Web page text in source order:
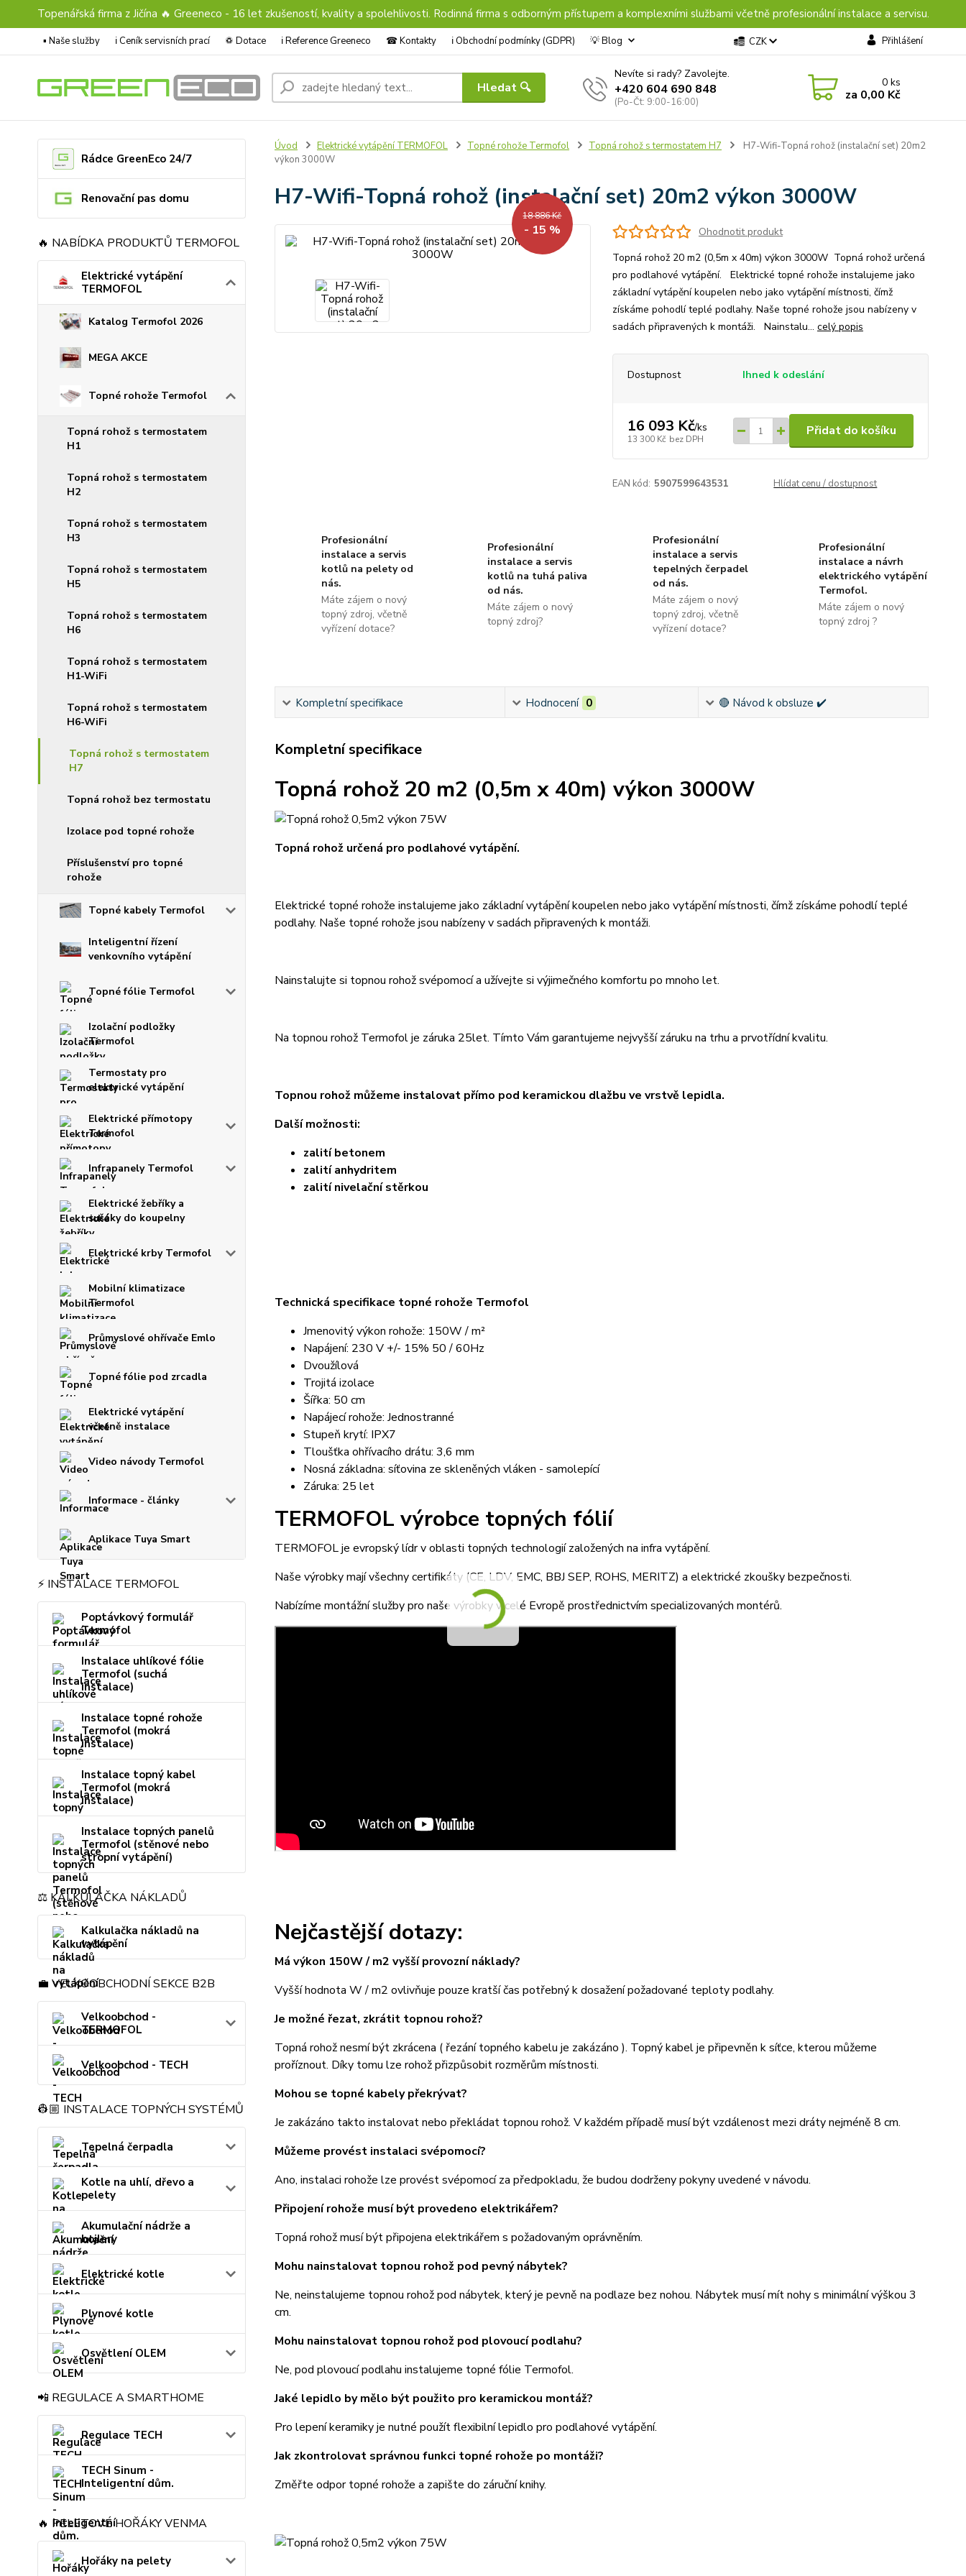
Topenářská firma z Jičína 🔥 Greeneco - 16 let zkušeností, kvality a spolehlivosti. Rodinná firma s odborným přístupem a komplexními službami včetně profesionální instalace a servisu.
▪️ Naše služby ℹ︎ Ceník servisních prací ♽ Dotace ℹ︎ Reference Greeneco ☎︎ Kontakty ℹ︎ Obchodní podmínky (GDPR) 💡 Blog CZK Přihlášení
Hledat 🔍
Nevíte si rady? Zavolejte.
+420 604 690 848
(Po-Čt: 9:00-16:00)
0ks
za 0,00 Kč
Rádce GreenEco 24/7
Renovační pas domu
🔥 NABÍDKA PRODUKTŮ TERMOFOL
Elektrické vytápění
TERMOFOL
Katalog Termofol 2026
MEGA AKCE
Topné rohože Termofol
Topná rohož s termostatem
H1
Topná rohož s termostatem
H2
Topná rohož s termostatem
H3
Topná rohož s termostatem
H5
Topná rohož s termostatem
H6
Topná rohož s termostatem
H1-WiFi
Topná rohož s termostatem
H6-WiFi
Topná rohož s termostatem
H7
Topná rohož bez termostatu
Izolace pod topné rohože
Příslušenství pro topné
rohože
Topné kabely Termofol
Inteligentní řízení
venkovního vytápění
Topné fólie Termofol
Izolační podložky
Termofol
Termostaty pro
elektrické vytápění
Elektrické přímotopy
Termofol
Infrapanely Termofol
Elektrické žebříky a
sušáky do koupelny
Elektrické krby Termofol
Mobilní klimatizace
Termofol
Průmyslové ohřívače Emlo
Topné fólie pod zrcadla
Elektrické vytápění
včetně instalace
Video návody Termofol
Informace - články
Aplikace Tuya Smart
⚡ INSTALACE TERMOFOL
Poptávkový formulář
Termofol
Instalace uhlíkové fólie
Termofol (suchá
instalace)
Instalace topné rohože
Termofol (mokrá
instalace)
Instalace topný kabel
Termofol (mokrá
instalace)
Instalace topných panelů
Termofol (stěnové nebo
stropní vytápění)
⚖️ KALKULAČKA NÁKLADŮ
Kalkulačka nákladů na
vytápění
💼 VELKOOBCHODNÍ SEKCE B2B
Velkoobchod -
TERMOFOL
Velkoobchod - TECH
👷🏼 INSTALACE TOPNÝCH SYSTÉMŮ
Tepelná čerpadla
Kotle na uhlí, dřevo a
pelety
Akumulační nádrže a
bojlery
Elektrické kotle
Plynové kotle
Osvětlení OLEM
📲 REGULACE A SMARTHOME
Regulace TECH
TECH Sinum -
Inteligentní dům.
🔥 PELETOVÉ HOŘÁKY VENMA
Hořáky na pelety
Úvod Elektrické vytápění TERMOFOL Topné rohože Termofol Topná rohož s termostatem H7
H7-Wifi-Topná rohož (instalační set) 20m2
výkon 3000W
H7-Wifi-Topná rohož (instalační set) 20m2 výkon 3000W
18 886 Kč
- 15 %
Ohodnotit produkt
Topná rohož 20 m2 (0,5m x 40m) výkon 3000W Topná rohož určená
pro podlahové vytápění. Elektrické topné rohože instalujeme jako
základní vytápění koupelen nebo jako vytápění místnosti, čímž
získáme pohodlí teplé podlahy. Naše topné rohože jsou nabízeny v
sadách připravených k montáži. Nainstalu... celý popis
Dostupnost Ihned k odeslání
16 093 Kč/ks
13 300 Kč bez DPH
Přidat do košíku
EAN kód: 5907599643531 Hlídat cenu / dostupnost
Profesionální
instalace a servis
kotlů na pelety od
nás.
Máte zájem o nový
topný zdroj, včetně
vyřízení dotace?
Profesionální
instalace a servis
kotlů na tuhá paliva
od nás.
Máte zájem o nový
topný zdroj?
Profesionální
instalace a servis
tepelných čerpadel
od nás.
Máte zájem o nový
topný zdroj, včetně
vyřízení dotace?
Profesionální
instalace a návrh
elektrického vytápění
Termofol.
Máte zájem o nový
topný zdroj ?
Kompletní specifikace Hodnocení 0 🔴 Návod k obsluze ✔️
Kompletní specifikace
Topná rohož 20 m2 (0,5m x 40m) výkon 3000W
Topná rohož určená pro podlahové vytápění.
Elektrické topné rohože instalujeme jako základní vytápění koupelen nebo jako vytápění místnosti, čímž získáme pohodlí teplé
podlahy. Naše topné rohože jsou nabízeny v sadách připravených k montáži.
Nainstalujte si topnou rohož svépomocí a užívejte si výjimečného komfortu po mnoho let.
Na topnou rohož Termofol je záruka 25let. Tímto Vám garantujeme nejvyšší záruku na trhu a prvotřídní kvalitu.
Topnou rohož můžeme instalovat přímo pod keramickou dlažbu ve vrstvě lepidla.
Další možnosti:
zalití betonem
zalití anhydritem
zalití nivelační stěrkou
Technická specifikace topné rohože Termofol
Jmenovitý výkon rohože: 150W / m²
Napájení: 230 V +/- 15% 50 / 60Hz
Dvoužílová
Trojitá izolace
Šířka: 50 cm
Napájecí rohože: Jednostranné
Stupeň krytí: IPX7
Tloušťka ohřívacího drátu: 3,6 mm
Nosná základna: síťovina ze skleněných vláken - samolepící
Záruka: 25 let
TERMOFOL výrobce topných fólií
TERMOFOL je evropský lídr v oblasti topných technologií založených na infra vytápění.
Naše výrobky mají všechny certifikáty (CE, LDV, EMC, BBJ SEP, ROHS, MERITZ) a elektrické zkoušky bezpečnosti.
Nabízíme montážní služby pro naše výrobky v celé Evropě prostřednictvím specializovaných montérů.
Nejčastější dotazy:
Má výkon 150W / m2 vyšší provozní náklady?
Vyšší hodnota W / m2 ovlivňuje pouze kratší čas potřebný k dosažení požadované teploty podlahy.
Je možné řezat, zkrátit topnou rohož?
Topná rohož nesmí být zkrácena ( řezání topného kabelu je zakázáno ). Topný kabel je připevněn k síťce, kterou můžeme
proříznout. Díky tomu lze rohož přizpůsobit rozměrům místnosti.
Mohou se topné kabely překrývat?
Je zakázáno takto instalovat nebo překládat topnou rohož. V každém případě musí být vzdálenost mezi dráty nejméně 8 cm.
Můžeme provést instalaci svépomocí?
Ano, instalaci rohože lze provést svépomocí za předpokladu, že budou dodrženy pokyny uvedené v návodu.
Připojení rohože musí být provedeno elektrikářem?
Topná rohož musí být připojena elektrikářem s požadovaným oprávněním.
Mohu nainstalovat topnou rohož pod pevný nábytek?
Ne, neinstalujeme topnou rohož pod nábytek, který je pevně na podlaze bez nohou. Nábytek musí mít nohy s minimální výškou 3
cm.
Mohu nainstalovat topnou rohož pod plovoucí podlahu?
Ne, pod plovoucí podlahu instalujeme topné fólie Termofol.
Jaké lepidlo by mělo být použito pro keramickou montáž?
Pro lepení keramiky je nutné použít flexibilní lepidlo pro podlahové vytápění.
Jak zkontrolovat správnou funkci topné rohože po montáži?
Změřte odpor topné rohože a zapište do záruční knihy.